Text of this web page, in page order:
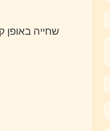
שחייה באופן קבוע הם אולי המקומות הטובים ביותר רק לבידור בחודשי הקיץ.אנשים שעוברים עיסוקים שונים כמו פעילות